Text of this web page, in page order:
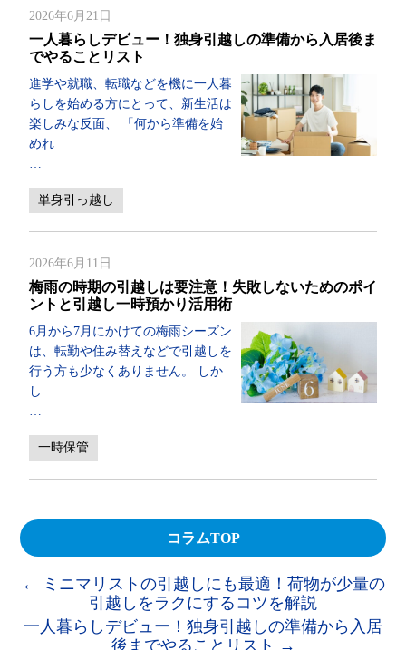
2026年6月21日
一人暮らしデビュー！独身引越しの準備から入居後ま
でやることリスト
進学や就職、転職などを機に一人暮
らしを始める方にとって、新生活は
楽しみな反面、 「何から準備を始
めれ
…
単身引っ越し
2026年6月11日
梅雨の時期の引越しは要注意！失敗しないためのポイ
ントと引越し一時預かり活用術
6月から7月にかけての梅雨シーズン
は、転勤や住み替えなどで引越しを
行う方も少なくありません。 しか
し
…
一時保管
コラムTOP
← ミニマリストの引越しにも最適！荷物が少量の
引越しをラクにするコツを解説
一人暮らしデビュー！独身引越しの準備から入居
後までやることリスト →